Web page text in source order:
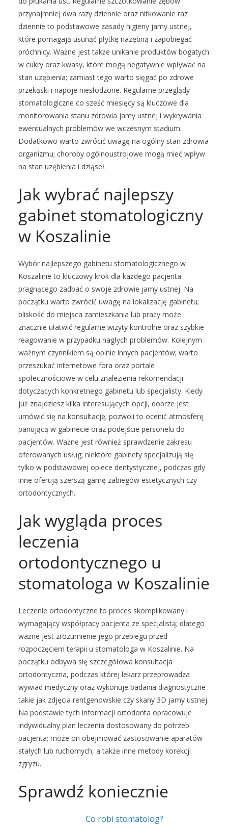
przynajmniej dwa razy dziennie oraz nitkowanie raz
dziennie to podstawowe zasady higieny jamy ustnej,
które pomagają usunąć płytkę nazębną i zapobiegać
próchnicy. Ważne jest także unikanie produktów bogatych
w cukry oraz kwasy, które mogą negatywnie wpływać na
stan uzębienia; zamiast tego warto sięgać po zdrowe
przekąski i napoje niesłodzone. Regularne przeglądy
stomatologiczne co sześć miesięcy są kluczowe dla
monitorowania stanu zdrowia jamy ustnej i wykrywania
ewentualnych problemów we wczesnym stadium.
Dodatkowo warto zwrócić uwagę na ogólny stan zdrowia
organizmu; choroby ogólnoustrojowe mogą mieć wpływ
na stan uzębienia i dziąseł.
Jak wybrać najlepszy
gabinet stomatologiczny
w Koszalinie
Wybór najlepszego gabinetu stomatologicznego w
Koszalinie to kluczowy krok dla każdego pacjenta
pragnącego zadbać o swoje zdrowie jamy ustnej. Na
początku warto zwrócić uwagę na lokalizację gabinetu;
bliskość do miejsca zamieszkania lub pracy może
znacznie ułatwić regularne wizyty kontrolne oraz szybkie
reagowanie w przypadku nagłych problemów. Kolejnym
ważnym czynnikiem są opinie innych pacjentów; warto
przeszukać internetowe fora oraz portale
społecznościowe w celu znalezienia rekomendacji
dotyczących konkretnego gabinetu lub specjalisty. Kiedy
już znajdziesz kilka interesujących opcji, dobrze jest
umówić się na konsultację; pozwoli to ocenić atmosferę
panującą w gabinecie oraz podejście personelu do
pacjentów. Ważne jest również sprawdzenie zakresu
oferowanych usług; niektóre gabinety specjalizują się
tylko w podstawowej opiece dentystycznej, podczas gdy
inne oferują szerszą gamę zabiegów estetycznych czy
ortodontycznych.
Jak wygląda proces
leczenia
ortodontycznego u
stomatologa w Koszalinie
Leczenie ortodontyczne to proces skomplikowany i
wymagający współpracy pacjenta ze specjalistą; dlatego
ważne jest zrozumienie jego przebiegu przed
rozpoczęciem terapii u stomatologa w Koszalinie. Na
początku odbywa się szczegółowa konsultacja
ortodontyczna, podczas której lekarz przeprowadza
wywiad medyczny oraz wykonuje badania diagnostyczne
takie jak zdjęcia rentgenowskie czy skany 3D jamy ustnej.
Na podstawie tych informacji ortodonta opracowuje
indywidualny plan leczenia dostosowany do potrzeb
pacjenta; może on obejmować zastosowanie aparatów
stałych lub ruchomych, a także inne metody korekcji
zgryzu.
Sprawdź koniecznie
Co robi stomatolog?